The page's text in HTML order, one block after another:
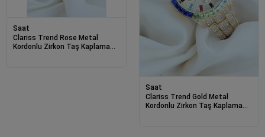
Saat
Clariss Trend Rose Metal
Kordonlu Zirkon Taş Kaplama
Saat
Clariss Trend Gold Metal
Kordonlu Zirkon Taş Kaplama